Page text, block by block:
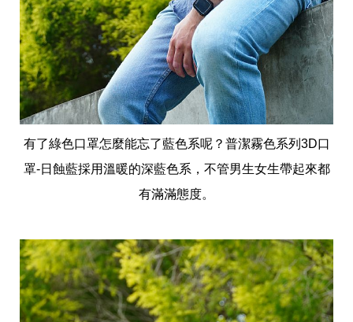
有了綠色口罩怎麼能忘了藍色系呢？普潔霧色系列3D口
罩-日蝕藍採用溫暖的深藍色系，不管男生女生帶起來都
有滿滿態度。